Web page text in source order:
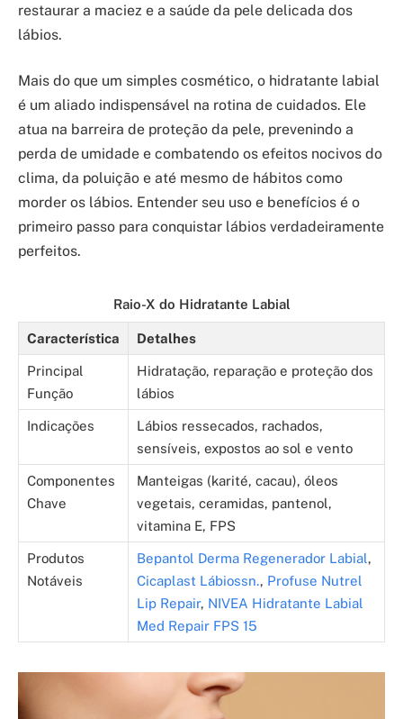
restaurar a maciez e a saúde da pele delicada dos
lábios.
Mais do que um simples cosmético, o hidratante labial
é um aliado indispensável na rotina de cuidados. Ele
atua na barreira de proteção da pele, prevenindo a
perda de umidade e combatendo os efeitos nocivos do
clima, da poluição e até mesmo de hábitos como
morder os lábios. Entender seu uso e benefícios é o
primeiro passo para conquistar lábios verdadeiramente
perfeitos.
Raio-X do Hidratante Labial
Característica Detalhes
Principal
Função
Hidratação, reparação e proteção dos
lábios
Indicações
Lábios ressecados, rachados,
sensíveis, expostos ao sol e vento
Componentes
Chave
Manteigas (karité, cacau), óleos
vegetais, ceramidas, pantenol,
vitamina E, FPS
Produtos
Notáveis
Bepantol Derma Regenerador Labial,
Cicaplast Lábiossn., Profuse Nutrel
Lip Repair, NIVEA Hidratante Labial
Med Repair FPS 15